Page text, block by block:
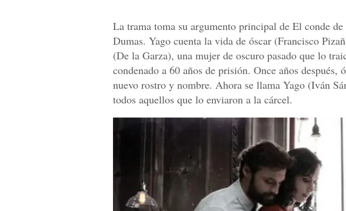
La trama toma su argumento principal de El conde
Dumas. Yago cuenta la vida de óscar (Francisco
(De la Garza), una mujer de oscuro pasado que lo
condenado a 60 años de prisión. Once años después,
nuevo rostro y nombre. Ahora se llama Yago (Iván
todos aquellos que lo enviaron a la cárcel.